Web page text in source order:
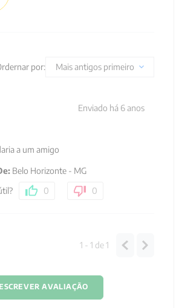
por: Mais antigos primeiro
Enviado há 6 anos
a um amigo
: Belo Horizonte - MG
0 0
1 - 1 de1
ESCREVER AVALIAÇÃO